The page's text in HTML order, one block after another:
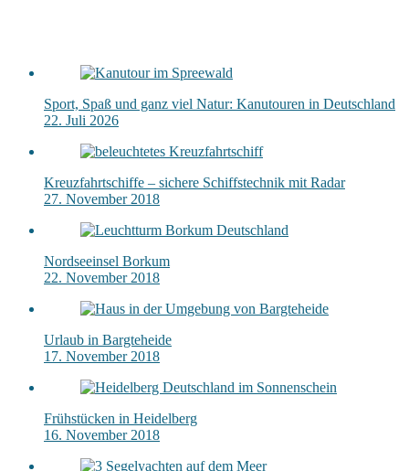
Sport, Spaß und ganz viel Natur: Kanutouren in Deutschland
22. Juli 2026
Kreuzfahrtschiffe – sichere Schiffstechnik mit Radar
27. November 2018
Nordseeinsel Borkum
22. November 2018
Urlaub in Bargteheide
17. November 2018
Frühstücken in Heidelberg
16. November 2018